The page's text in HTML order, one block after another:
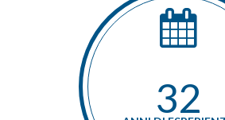
36